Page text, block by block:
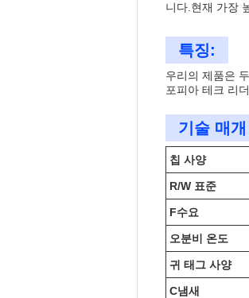
니다.현재 가장
특징:
우리의 제품은
포피아 테크 리
기술 매
칩 사양
R/W 표준
F수요
오분비 온도
귀 태그 사양
C냄새